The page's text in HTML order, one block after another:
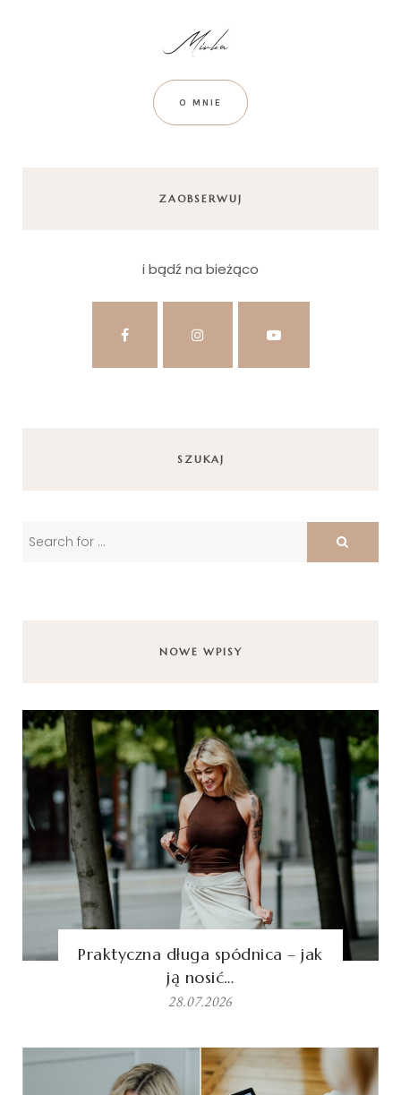
O MNIE
ZAOBSERWUJ
i bądź na bieżąco
SZUKAJ
NOWE WPISY
Praktyczna długa spódnica – jak
ją nosić…
28.07.2026